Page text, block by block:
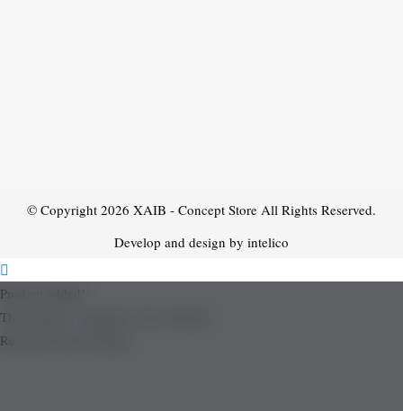
© Copyright 2026 XAIB - Concept Store All Rights Reserved.
Develop and design by intelico
Product added!
The product is already in the wishlist!
Removed from Wishlist